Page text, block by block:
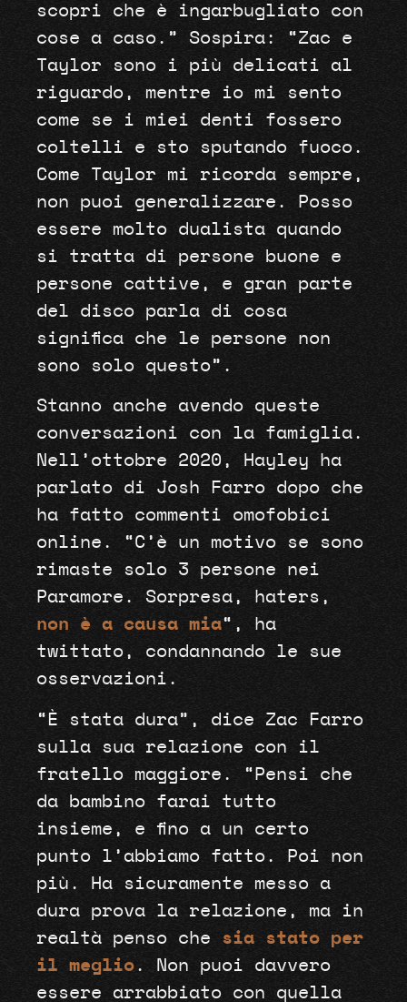
scopri che è ingarbugliato con
cose a caso.” Sospira: “Zac e
Taylor sono i più delicati al
riguardo, mentre io mi sento
come se i miei denti fossero
coltelli e sto sputando fuoco.
Come Taylor mi ricorda sempre,
non puoi generalizzare. Posso
essere molto dualista quando
si tratta di persone buone e
persone cattive, e gran parte
del disco parla di cosa
significa che le persone non
sono solo questo”.
Stanno anche avendo queste
conversazioni con la famiglia.
Nell’ottobre 2020, Hayley ha
parlato di Josh Farro dopo che
ha fatto commenti omofobici
online. “C’è un motivo se sono
rimaste solo 3 persone nei
Paramore. Sorpresa, haters,
non è a causa mia“, ha
twittato, condannando le sue
osservazioni.
“È stata dura”, dice Zac Farro
sulla sua relazione con il
fratello maggiore. “Pensi che
da bambino farai tutto
insieme, e fino a un certo
punto l’abbiamo fatto. Poi non
più. Ha sicuramente messo a
dura prova la relazione, ma in
realtà penso che
sia stato per
il meglio. Non puoi davvero
essere arrabbiato con quella